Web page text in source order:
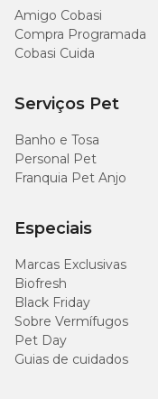
Amigo Cobasi
Compra Programada
Cobasi Cuida
Serviços Pet
Banho e Tosa
Personal Pet
Franquia Pet Anjo
Especiais
Marcas Exclusivas
Biofresh
Black Friday
Sobre Vermífugos
Pet Day
Guias de cuidados